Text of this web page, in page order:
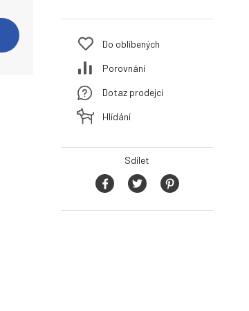
Do oblíbených
Porovnání
Dotaz prodejci
Hlídání
Sdílet